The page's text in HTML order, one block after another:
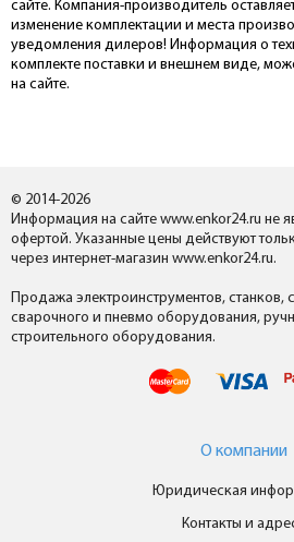
сайте. Компания-производитель
изменение комплектации и места
уведомления дилеров! Информация о
комплекте поставки и внешнем виде,
на сайте.
© 2014-2026
Информация на сайте www.enkor24.ru не
офертой. Указанные цены действуют
через интернет-магазин www.enkor24.ru.
Продажа электроинструментов, станков,
сварочного и пневмо оборудования,
строительного оборудования.
О компании
Юридическая
Контакты и